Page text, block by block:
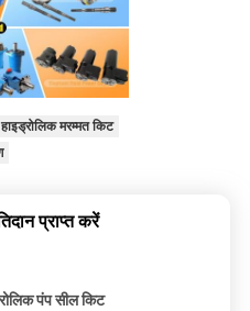
मरम्मत किट
प्राप्त करें
पंप सील किट